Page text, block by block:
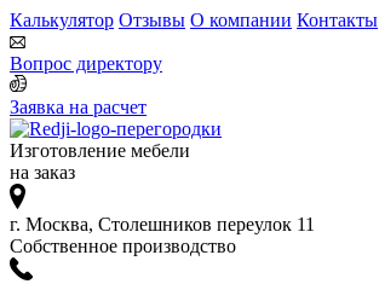
Калькулятор Отзывы О компании Контакты
Вопрос директору
Заявка на расчет
Изготовление мебели
на заказ
г. Москва, Столешников переулок 11
Собственное производство